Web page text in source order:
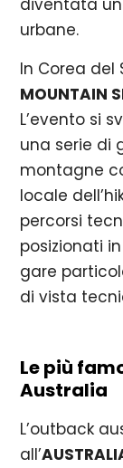
diventata
urbane.
In Corea del
MOUNTAIN
L’evento si
una serie di
montagne
locale
percorsi
posizionati
gare
di vista
Le più
Australia
L’outback
all’